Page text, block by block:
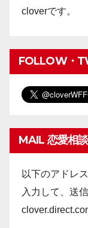
cloverです。
FOLLOW・
MAIL 恋愛相
以下のアドレ
入力して、送